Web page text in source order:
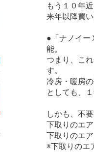
もう１０年
来年以降買
●「ナノイー
能。
つまり、こ
す。
冷房・暖房
としても、
しかも、不
下取りのエ
下取りのエ
※下取りのエ